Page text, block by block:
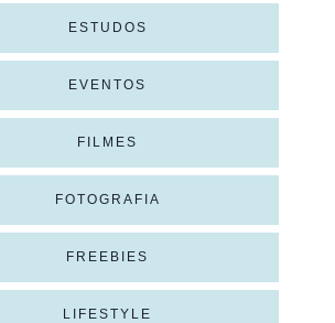
ESTUDOS
EVENTOS
FILMES
FOTOGRAFIA
FREEBIES
LIFESTYLE